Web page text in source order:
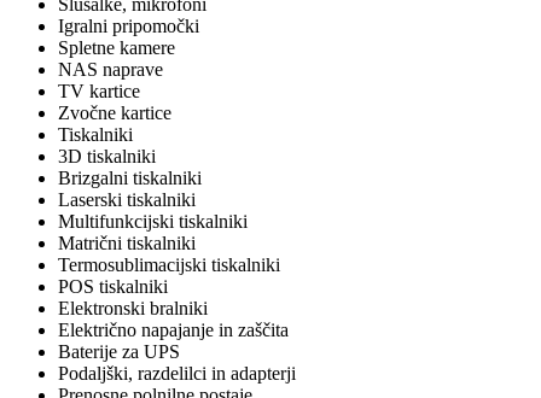
Slušalke, mikrofoni
Igralni pripomočki
Spletne kamere
NAS naprave
TV kartice
Zvočne kartice
Tiskalniki
3D tiskalniki
Brizgalni tiskalniki
Laserski tiskalniki
Multifunkcijski tiskalniki
Matrični tiskalniki
Termosublimacijski tiskalniki
POS tiskalniki
Elektronski bralniki
Električno napajanje in zaščita
Baterije za UPS
Podaljški, razdelilci in adapterji